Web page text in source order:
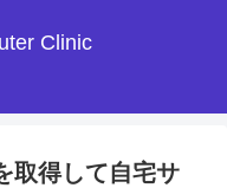
Clinic
取得して自宅サ